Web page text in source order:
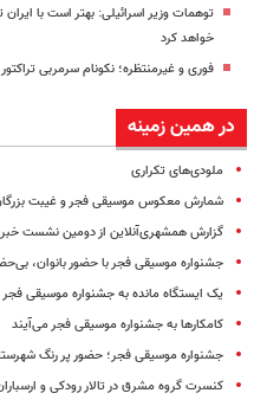
توهمات وزیر اسرائیلی: بهتر است با
خواهد کرد
فوری و غیرمنتظره؛‌ نکونام سرمربی
در همین زمینه
ملودی‌های تکراری
شمارش معکوس موسیقی فجر و غیبت
گزارش همشهری‌آنلاین از دومین نشست
جشنواره موسیقی فجر با حضور بانوان،
یک ایستگاه مانده به جشنواره موسیقی فجر
کامکار‌ها به جشنواره موسیقی فجر می‌آیند
جشنواره موسیقی فجر؛ حضور پر رنگ
کنسرت گروه مشرق در تالار رودکی و